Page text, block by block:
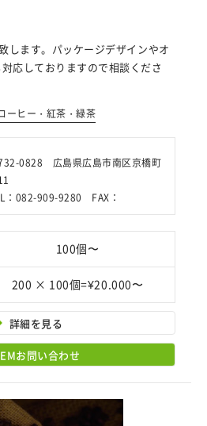
します。パッケージデザインやオ
応しておりますので相談くださ
ーヒー・紅茶・緑茶
0828 広島県広島市南区京橋町
：082-909-9280 FAX：
100個〜
200 × 100個=¥20.000〜
詳細を見る
お問い合わせ